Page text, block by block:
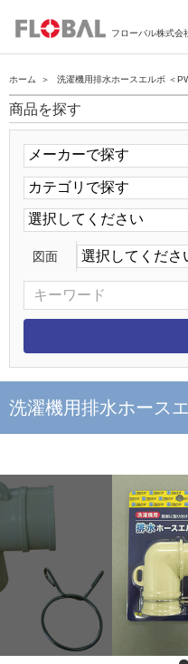
フローバル株式会
ホーム 洗濯機用排水ホースエルボ ＜
商品を探す
図面
洗濯機用排水ホース